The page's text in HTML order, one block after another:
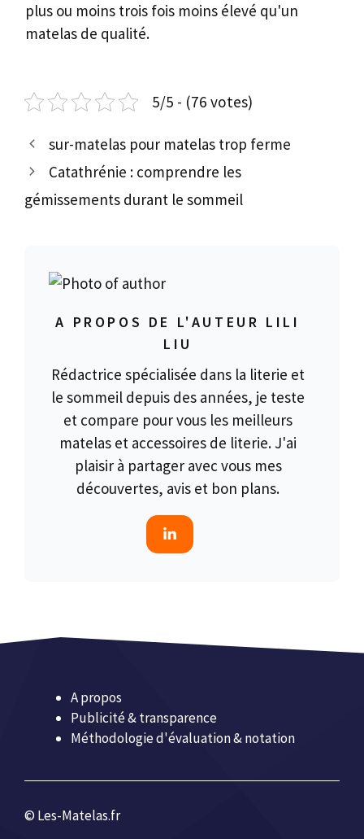
plus ou moins trois fois moins élevé qu'un
matelas de qualité.
5/5 - (76 votes)
sur-matelas pour matelas trop ferme
Catathrénie : comprendre les
gémissements durant le sommeil
A PROPOS DE L'AUTEUR LILI
LIU
Rédactrice spécialisée dans la literie et
le sommeil depuis des années, je teste
et compare pour vous les meilleurs
matelas et accessoires de literie. J'ai
plaisir à partager avec vous mes
découvertes, avis et bon plans.
A propos
Publicité & transparence
Méthodologie d'évaluation & notation
© Les-Matelas.fr